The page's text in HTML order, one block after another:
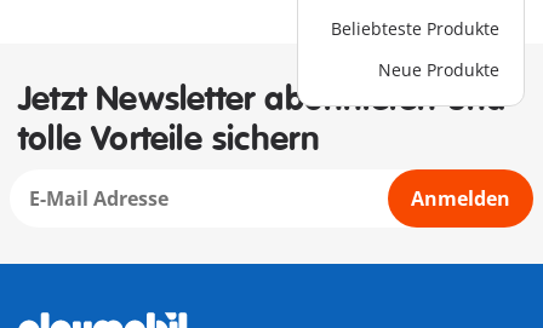
Beliebteste Produkte
Neue Produkte
Jetzt Newsletter abonnieren und
tolle Vorteile sichern
Anmelden